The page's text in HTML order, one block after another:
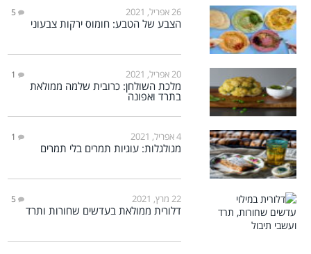
26 אפריל, 2021 5
הצבע של הטבע: חומוס ירקות צבעוני
20 אפריל, 2021 1
מלכת השולחן: כרובית שלמה ממולאת
בתרד ואפונה
4 אפריל, 2021 1
מגולגלות: עוגיות תמרים בלי תמרים
22 מרץ, 2021 5
דלורית ממולאת בעדשים שחורות ותרד